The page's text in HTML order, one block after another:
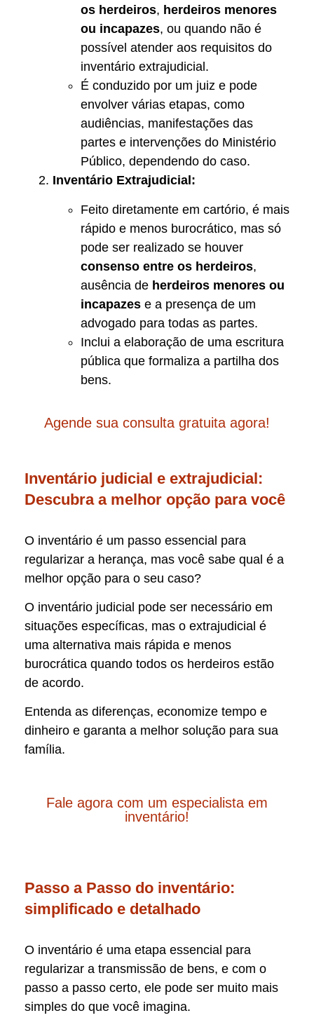
os herdeiros, herdeiros menores
ou incapazes, ou quando não é
possível atender aos requisitos do
inventário extrajudicial.
É conduzido por um juiz e pode
envolver várias etapas, como
audiências, manifestações das
partes e intervenções do Ministério
Público, dependendo do caso.
Inventário Extrajudicial:
Feito diretamente em cartório, é mais
rápido e menos burocrático, mas só
pode ser realizado se houver
consenso entre os herdeiros,
ausência de herdeiros menores ou
incapazes e a presença de um
advogado para todas as partes.
Inclui a elaboração de uma escritura
pública que formaliza a partilha dos
bens.
Agende sua consulta gratuita agora!
Inventário judicial e extrajudicial:
Descubra a melhor opção para você
O inventário é um passo essencial para
regularizar a herança, mas você sabe qual é a
melhor opção para o seu caso?
O inventário judicial pode ser necessário em
situações específicas, mas o extrajudicial é
uma alternativa mais rápida e menos
burocrática quando todos os herdeiros estão
de acordo.
Entenda as diferenças, economize tempo e
dinheiro e garanta a melhor solução para sua
família.
Fale agora com um especialista em
inventário!
Passo a Passo do inventário:
simplificado e detalhado
O inventário é uma etapa essencial para
regularizar a transmissão de bens, e com o
passo a passo certo, ele pode ser muito mais
simples do que você imagina.